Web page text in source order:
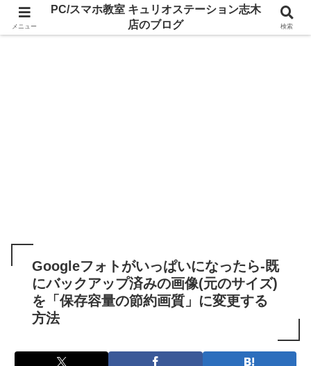
Googleフォトがいっぱいになったら-既
にバックアップ済みの画像(元のサイズ)
を「保存容量の節約画質」に変更する
方法
メニュー
PC/スマホ教室 キュリオステーション志木
店のブログ
検索